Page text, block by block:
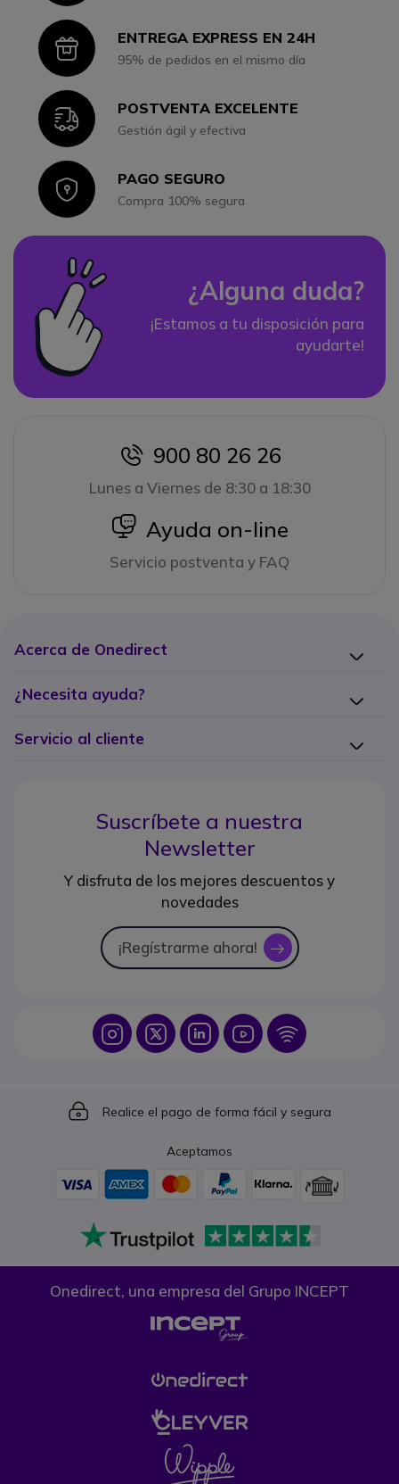
IconENTREGA EXPRESS EN 24H
95% de pedidos en el mismo día
IconPOSTVENTA EXCELENTE
Gestión ágil y efectiva
IconPAGO SEGURO
Compra 100% segura
¿Alguna duda?
¡Estamos a tu disposición para
ayudarte!
icon
900 80 26 26
Lunes a Viernes de 8:30 a 18:30
icon
Ayuda on-line
Servicio postventa y FAQ
Acerca de Onedirect
¿Necesita ayuda?
Servicio al cliente
Suscríbete a nuestra
Newsletter
Y disfruta de los mejores descuentos y
novedades
¡Regístrarme ahora! icon
Icon IconIcon Icon Icon
Icon
Realice el pago de forma fácil y segura
Aceptamos
Onedirect, una empresa del Grupo INCEPT